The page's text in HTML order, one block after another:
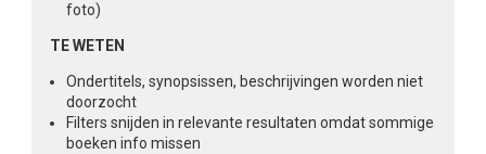
foto)
TE WETEN
Ondertitels, synopsissen, beschrijvingen worden niet
doorzocht
Filters snijden in relevante resultaten omdat sommige
boeken info missen